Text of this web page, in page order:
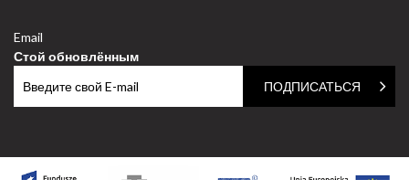
Email
Стой обновлённым